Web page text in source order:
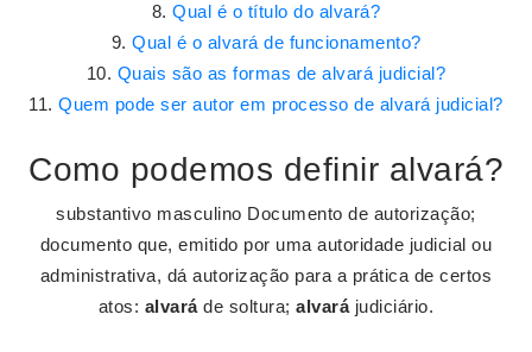
Qual é o título do alvará?
Qual é o alvará de funcionamento?
Quais são as formas de alvará judicial?
Quem pode ser autor em processo de alvará judicial?
Como podemos definir alvará?
substantivo masculino Documento de autorização;
documento que, emitido por uma autoridade judicial ou
administrativa, dá autorização para a prática de certos
atos: alvaráde soltura;alvarájudiciário.